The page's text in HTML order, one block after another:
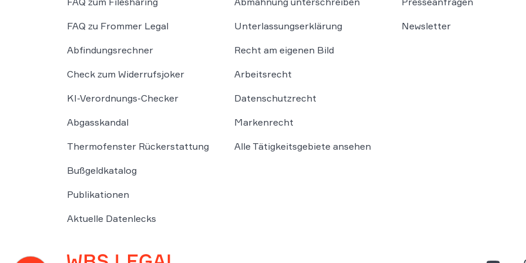
FAQ zu Frommer Legal
Abfindungsrechner
Check zum Widerrufsjoker
KI-Verordnungs-Checker
Abgasskandal
Thermofenster Rückerstattung
Bußgeldkatalog
Publikationen
Aktuelle Datenlecks
Unterlassungserklärung
Recht am eigenen Bild
Arbeitsrecht
Datenschutzrecht
Markenrecht
Alle Tätigkeitsgebiete ansehen
Newsletter